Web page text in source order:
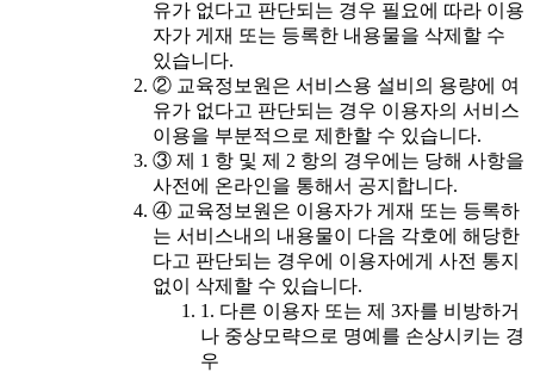
유가 없다고 판단되는 경우 필요에 따라 이용
자가 게재 또는 등록한 내용물을 삭제할 수
있습니다.
② 교육정보원은 서비스용 설비의 용량에 여
유가 없다고 판단되는 경우 이용자의 서비스
이용을 부분적으로 제한할 수 있습니다.
③ 제 1 항 및 제 2 항의 경우에는 당해 사항을
사전에 온라인을 통해서 공지합니다.
④ 교육정보원은 이용자가 게재 또는 등록하
는 서비스내의 내용물이 다음 각호에 해당한
다고 판단되는 경우에 이용자에게 사전 통지
없이 삭제할 수 있습니다.
1. 다른 이용자 또는 제 3자를 비방하거
나 중상모략으로 명예를 손상시키는 경
우